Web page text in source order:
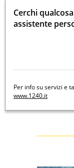
Cerchi
assistente
Per info su servizi e
www.1240.it